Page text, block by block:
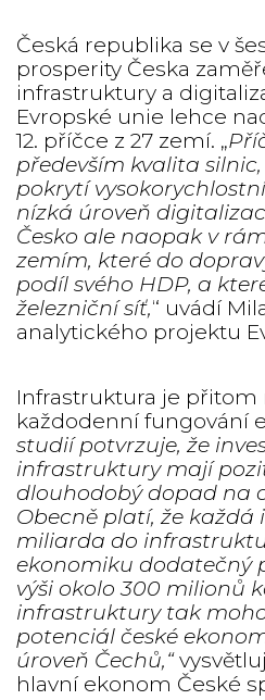
Česká republika se v
prosperity Česka
infrastruktury a
Evropské unie lehce
12. příčce z 27 zemí. „
především kvalita
pokrytí
nízká úroveň
Česko ale naopak v
zemím, které do
podíl svého HDP, a
železniční síť,“ uvádí
analytického projektu
Infrastruktura je přitom
každodenní fungování
studií potvrzuje, že
infrastruktury mají
dlouhodobý dopad na
Obecně platí, že každá
miliarda do
ekonomiku dodatečný
výši okolo 300 milionů
infrastruktury tak
potenciál české
úroveň Čechů,“
hlavní ekonom České